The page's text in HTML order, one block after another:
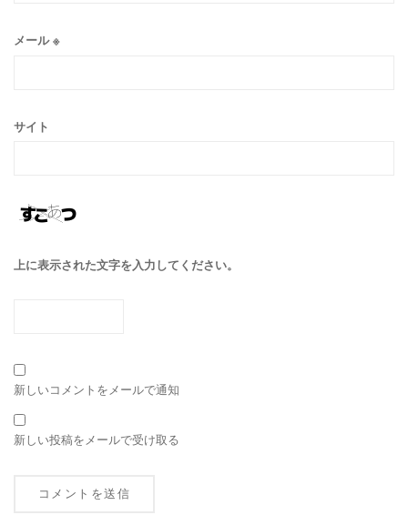
メール※
サイト
上に表示された文字を入力してください。
新しいコメントをメールで通知
新しい投稿をメールで受け取る